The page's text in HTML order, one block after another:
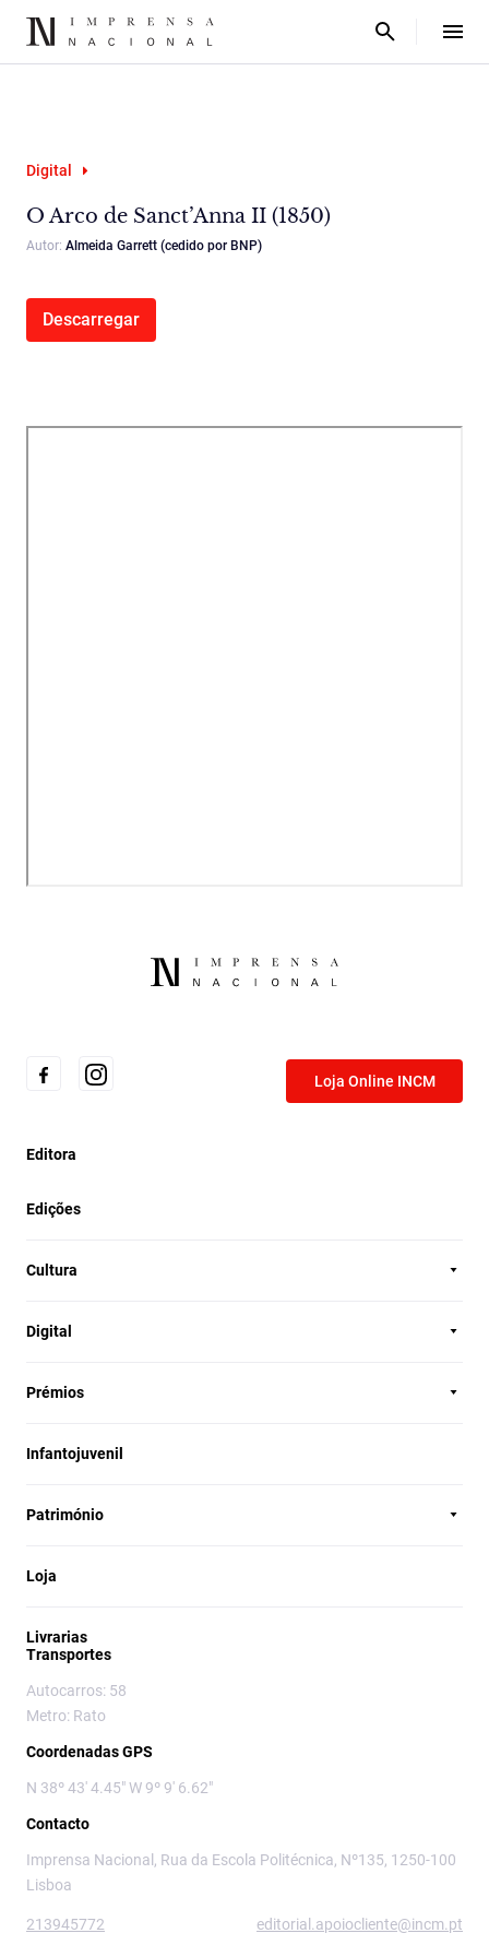
Digital
O Arco de Sanct’Anna II (1850)
Autor: Almeida Garrett (cedido por BNP)
Descarregar
Loja Online INCM
Editora
Edições
Cultura
Digital
Prémios
Infantojuvenil
Património
Loja
Livrarias
Transportes
Autocarros: 58
Metro: Rato
Coordenadas GPS
N 38º 43' 4.45" W 9º 9' 6.62"
Contacto
Imprensa Nacional, Rua da Escola Politécnica, Nº135, 1250-100
Lisboa
213945772 editorial.apoiocliente@incm.pt